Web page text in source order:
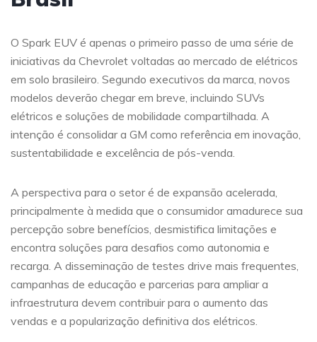
O Spark EUV é apenas o primeiro passo de uma série de
iniciativas da Chevrolet voltadas ao mercado de elétricos
em solo brasileiro. Segundo executivos da marca, novos
modelos deverão chegar em breve, incluindo SUVs
elétricos e soluções de mobilidade compartilhada. A
intenção é consolidar a GM como referência em inovação,
sustentabilidade e excelência de pós-venda.
A perspectiva para o setor é de expansão acelerada,
principalmente à medida que o consumidor amadurece sua
percepção sobre benefícios, desmistifica limitações e
encontra soluções para desafios como autonomia e
recarga. A disseminação de testes drive mais frequentes,
campanhas de educação e parcerias para ampliar a
infraestrutura devem contribuir para o aumento das
vendas e a popularização definitiva dos elétricos.